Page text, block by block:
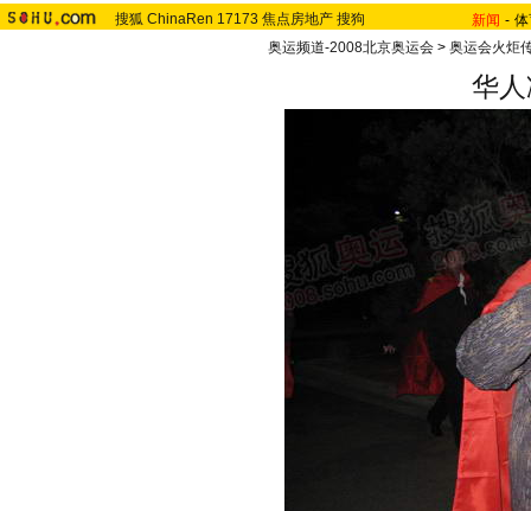
搜狐 ChinaRen 17173 焦点房地产 搜狗 新闻 -
奥运频道-2008北京奥运会> 奥运会火炬
华